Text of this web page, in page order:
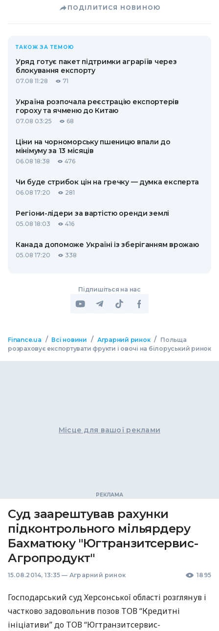
ПОДІЛИТИСЯ НОВИНОЮ
ТАКОЖ ЗА ТЕМОЮ
Уряд готує пакет підтримки аграріїв через
блокування експорту
07.08 11:28 71
Україна розпочала реєстрацію експортерів
гороху та ячменю до Китаю
07.08 03:25 68
Ціни на чорноморську пшеницю впали до
мінімуму за 13 місяців
06.08 18:38 476
Чи буде стрибок цін на гречку — думка експерта
06.08 17:20 281
Регіони-лідери за вартістю оренди землі
05.08 18:03 416
Канада допоможе Україні із зберіганням врожаю
05.08 17:20 338
Підпишіться на нас
Finance.ua / Всі новини / Аграрний ринок / Польща
розраховує експортувати фрукти і овочі на білоруський ринок
Місце для вашої реклами
Суд заарештував рахунки
підконтрольного мільярдеру
Бахматюку "Югтранзитсервис-
Агропродукт"
15.08.2014, 13:35 — Аграрний ринок 1895
Господарський суд Херсонської області розглянув і
частково задовольнив позов ТОВ“Кредитні
ініціативи” до ТОВ“Югтранзитсервис-